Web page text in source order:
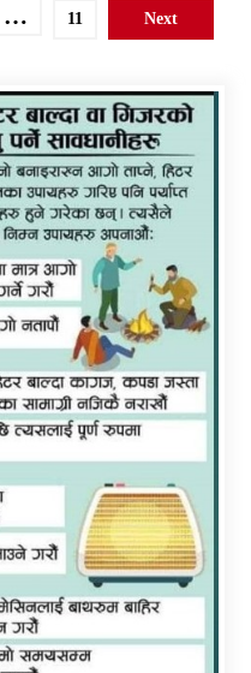
… 11 Next